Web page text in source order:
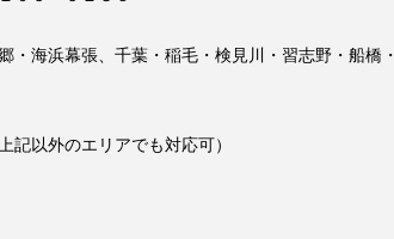
・海浜幕張、千葉・稲毛・検見川・習志野・船橋・
記以外のエリアでも対応可）